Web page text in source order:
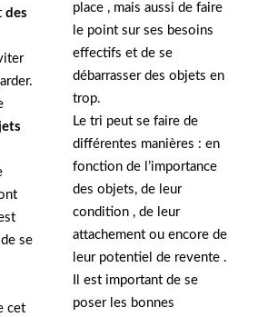
des
se
cet
place , mais aussi de faire
le point sur ses besoins
effectifs et de se
débarrasser des objets en
trop.
Le tri peut se faire de
différentes manières : en
fonction de l’importance
des objets, de leur
condition , de leur
attachement ou encore de
leur potentiel de revente .
Il est important de se
poser les bonnes